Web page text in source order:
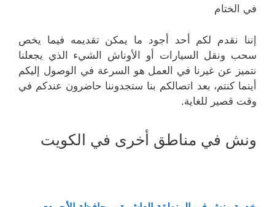
في الختام
إننا نقدم لكم أحد أجود ما يمكن تقديمه فيما يخص
سحب ونقل السيارات أو الأوناش الشيء الذي يجعلنا
نتميز عن غيرنا في العمل هو السرعة في الوصول إليكم
أينما كنتم، بعد اتصالكم بنا ستجدوننا حاضرون عندكم في
وقت قصير للغاية.
ونش في مناطق أخرى في الكويت